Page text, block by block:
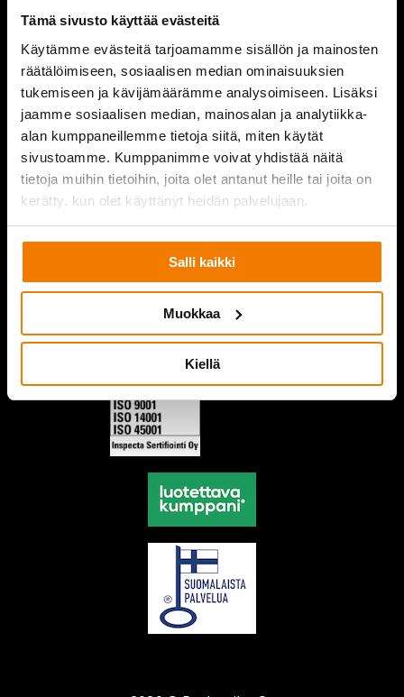
Tämä sivusto käyttää evästeitä
Käytämme evästeitä tarjoamamme sisällön ja mainosten
räätälöimiseen, sosiaalisen median ominaisuuksien
tukemiseen ja kävijämäärämme analysoimiseen. Lisäksi
jaamme sosiaalisen median, mainosalan ja analytiikka-
alan kumppaneillemme tietoja siitä, miten käytät
sivustoamme. Kumppanimme voivat yhdistää näitä
tietoja muihin tietoihin, joita olet antanut heille tai joita on
kerätty, kun olet käyttänyt heidän palvelujaan.
Salli kaikki
Muokkaa
Kiellä
YRITYS
YHTEYSTIEDOT
PURKUPIHA